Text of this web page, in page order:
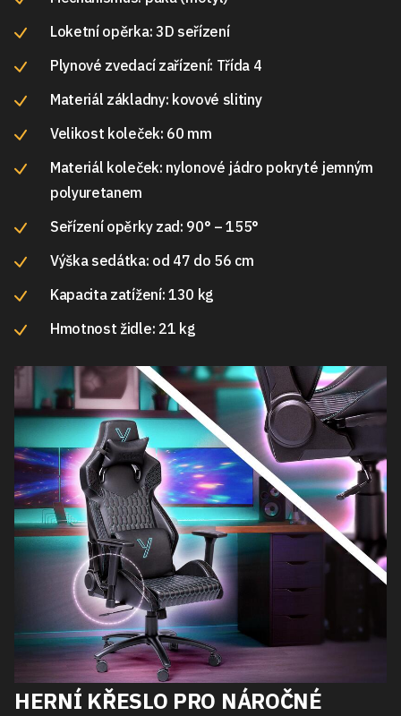
Loketní opěrka: 3D seřízení
Plynové zvedací zařízení: Třída 4
Materiál základny: kovové slitiny
Velikost koleček: 60 mm
Materiál koleček: nylonové jádro pokryté jemným
polyuretanem
Seřízení opěrky zad: 90° – 155°
Výška sedátka: od 47 do 56 cm
Kapacita zatížení: 130 kg
Hmotnost židle: 21 kg
HERNÍ KŘESLO PRO NÁROČNÉ